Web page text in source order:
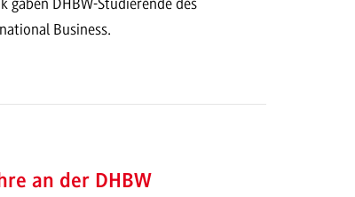
Business.
an der DHBW